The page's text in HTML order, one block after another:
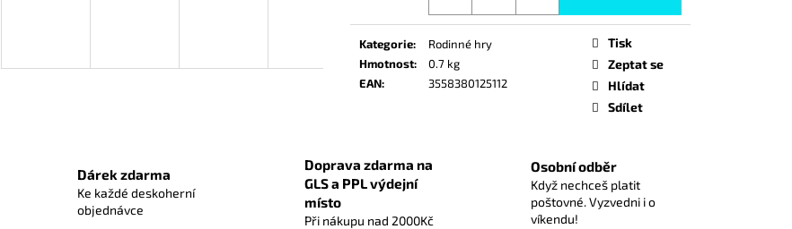
Kategorie:
Rodinné hry
Hmotnost:
0.7 kg
EAN: 3558380125112
Tisk
Zeptat se
Hlídat
Sdílet
Dárek zdarma
Ke každé deskoherní
objednávce
Doprava zdarma na
GLS a PPL výdejní
místo
Při nákupu nad 2000Kč
Osobní odběr
Když nechceš platit
poštovné. Vyzvedni i o
víkendu!